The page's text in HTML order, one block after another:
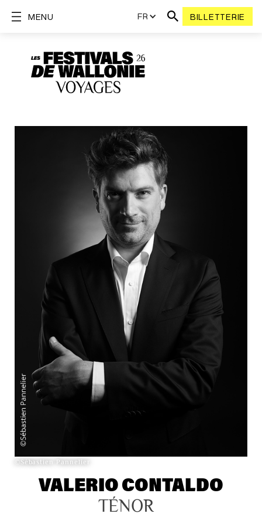
FR BILLETTERIE
MENU
©Sébastien Pannelier
VALERIO CONTALDO
TÉNOR